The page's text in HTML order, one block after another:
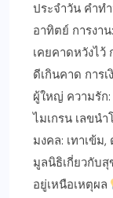
ประจำวัน คำท
อาทิตย์ การงา
เคยคาดหวังไว้
ดีเกินคาด การ
ผู้ใหญ่ ความรัก:
ไมเกรน เลขน
มงคล: เทาเข้
มูลนิธิเกี่ยวกับ
อยู่เหนือเหตุผล